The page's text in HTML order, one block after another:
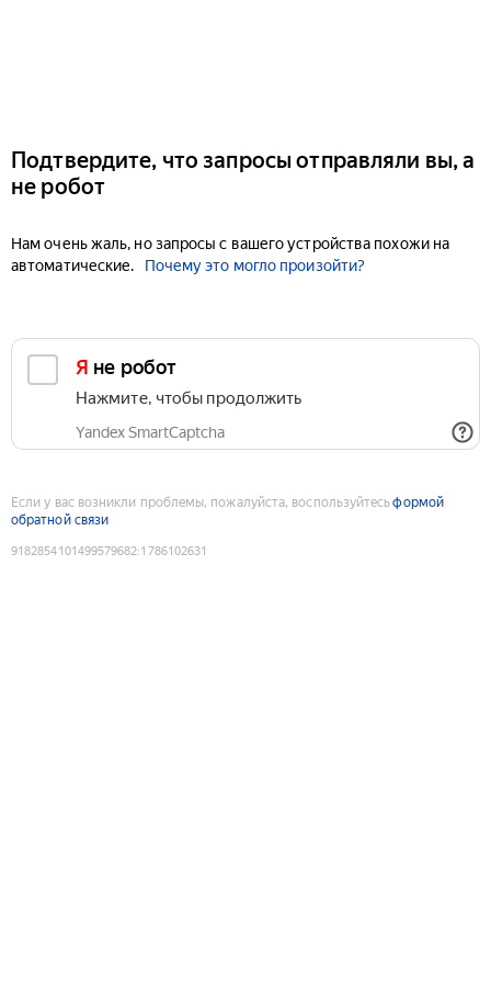
Подтвердите, что запросы отправляли вы, а
не робот
Нам очень жаль, но запросы с вашего устройства похожи на
автоматические.
Почему это могло произойти?
Я не робот
Нажмите, чтобы продолжить
Yandex SmartCaptcha
Если у вас возникли проблемы, пожалуйста, воспользуйтесьформой
обратной связи
9182854101499579682:1786102631